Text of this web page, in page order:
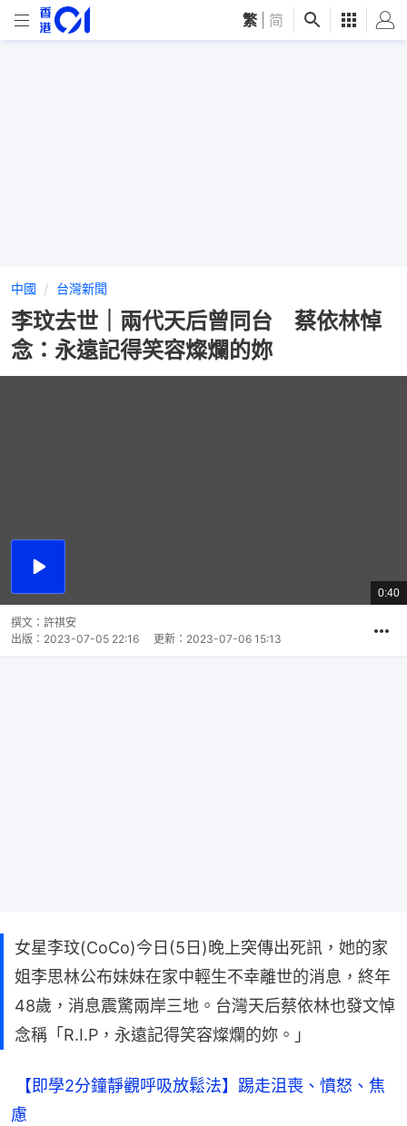
繁 简
中國 台灣新聞
李玟去世｜兩代天后曾同台 蔡依林悼
念：永遠記得笑容燦爛的妳
播
總
共
0:40
撰文： 許祺安
出版： 2023-07-05 22:16 更新： 2023-07-06 15:13
女星李玟(CoCo)今日(5日)晚上突傳出死訊，她的家
姐李思林公布妹妹在家中輕生不幸離世的消息，終年
48歲，消息震驚兩岸三地。台灣天后蔡依林也發文悼
念稱「R.I.P，永遠記得笑容燦爛的妳。」
慮